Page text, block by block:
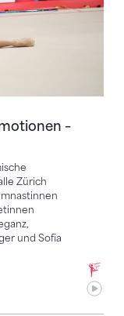
–
Zürich
und Sofia